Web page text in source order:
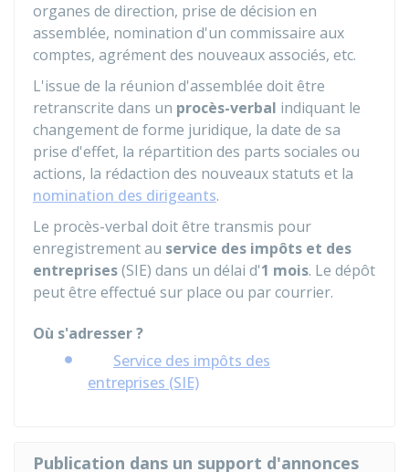
organes de direction, prise de décision en
assemblée, nomination d'un commissaire aux
comptes, agrément des nouveaux associés, etc.
L'issue de la réunion d'assemblée doit être
retranscrite dans un procès-verbal indiquant le
changement de forme juridique, la date de sa
prise d'effet, la répartition des parts sociales ou
actions, la rédaction des nouveaux statuts et la
nomination des dirigeants.
Le procès-verbal doit être transmis pour
enregistrement au service des impôts et des
entreprises(SIE) dans un délai d'1 mois. Le dépôt
peut être effectué sur place ou par courrier.
Où s'adresser ?
Service des impôts des
entreprises (SIE)
Publication dans un support d'annonces